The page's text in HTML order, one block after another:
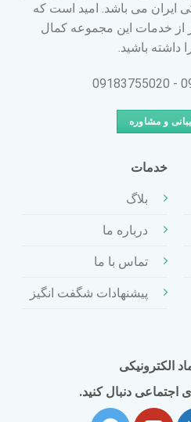
ایران می باشد. امید است که
از خدمات این مجموعه کمال
داشته باشید.
و مشاوره
خدمات
بلاگ
درباره ما
تماس با ما
پیشنهادات شگفت انگیز
الکترونیکی
اجتماعی دنبال کنید.